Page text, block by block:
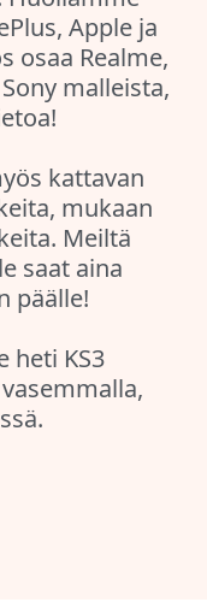
Apple ja
osaa Realme,
malleista,
kattavan
mukaan
Meiltä
saat aina
päälle!
heti KS3